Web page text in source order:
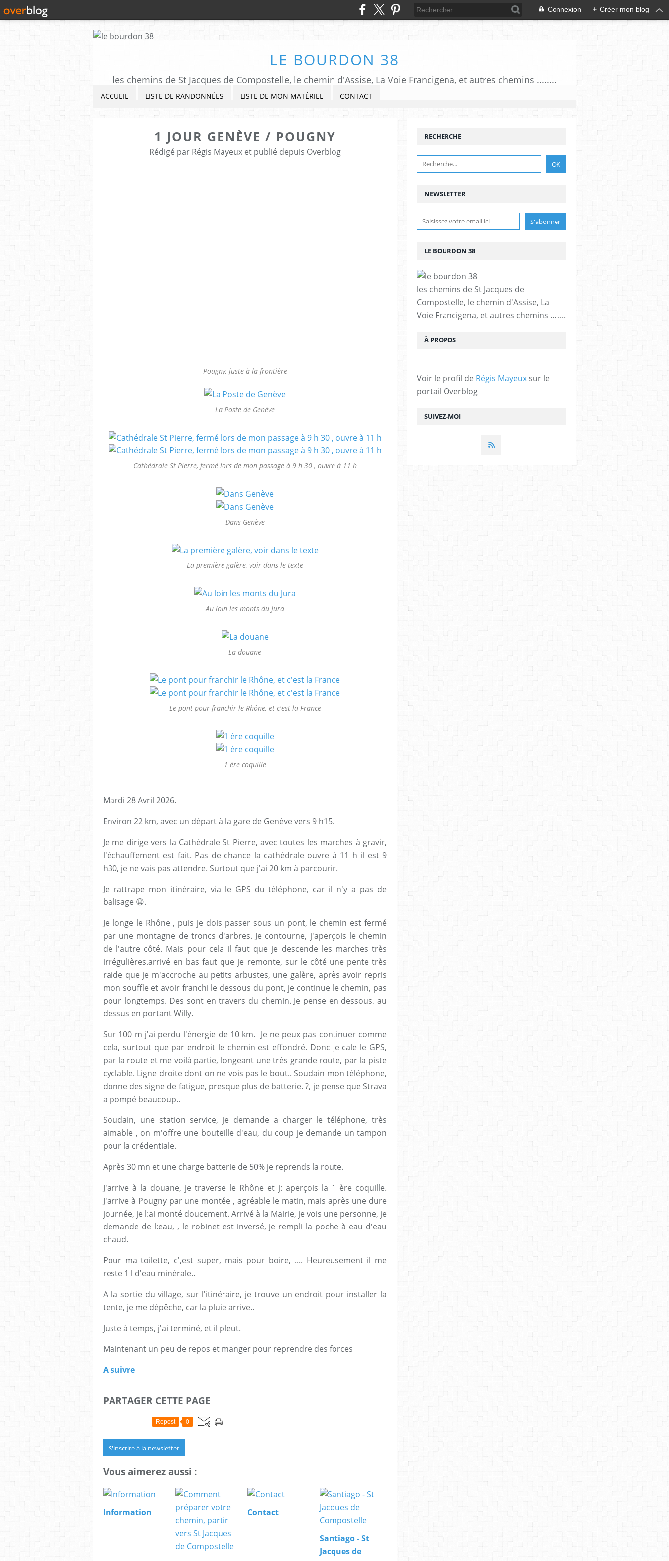
Connexion + Créer mon blog
LE BOURDON 38
les chemins de St Jacques de Compostelle, le chemin d'Assise, La Voie Francigena, et autres chemins ........
ACCUEIL LISTE DE RANDONNÉES LISTE DE MON MATÉRIEL CONTACT
1 JOUR GENÈVE / POUGNY
Rédigé par Régis Mayeux et publié depuis Overblog
Pougny, juste à la frontière
La Poste de Genève
Cathédrale St Pierre, fermé lors de mon passage à 9 h 30 , ouvre à 11 h
Dans Genève
La première galère, voir dans le texte
Au loin les monts du Jura
La douane
Le pont pour franchir le Rhône, et c'est la France
1 ère coquille
Mardi 28 Avril 2026.
Environ 22 km, avec un départ à la gare de Genève vers 9 h15.
Je me dirige vers la Cathédrale St Pierre, avec toutes les marches à gravir,
l'échauffement est fait. Pas de chance la cathédrale ouvre à 11 h il est 9
h30, je ne vais pas attendre. Surtout que j'ai 20 km à parcourir.
Je rattrape mon itinéraire, via le GPS du téléphone, car il n'y a pas de
balisage 😧.
Je longe le Rhône , puis je dois passer sous un pont, le chemin est fermé
par une montagne de troncs d'arbres. Je contourne, j'aperçois le chemin
de l'autre côté. Mais pour cela il faut que je descende les marches très
irrégulières.arrivé en bas faut que je remonte, sur le côté une pente très
raide que je m'accroche au petits arbustes, une galère, après avoir repris
mon souffle et avoir franchi le dessous du pont, je continue le chemin, pas
pour longtemps. Des sont en travers du chemin. Je pense en dessous, au
dessus en portant Willy.
Sur 100 m j'ai perdu l'énergie de 10 km. Je ne peux pas continuer comme
cela, surtout que par endroit le chemin est effondré. Donc je cale le GPS,
par la route et me voilà partie, longeant une très grande route, par la piste
cyclable. Ligne droite dont on ne vois pas le bout.. Soudain mon téléphone,
donne des signe de fatigue, presque plus de batterie. ?, je pense que Strava
a pompé beaucoup..
Soudain, une station service, je demande a charger le téléphone, très
aimable , on m'offre une bouteille d'eau, du coup je demande un tampon
pour la crédentiale.
Après 30 mn et une charge batterie de 50% je reprends la route.
J'arrive à la douane, je traverse le Rhône et j: aperçois la 1 ère coquille.
J'arrive à Pougny par une montée , agréable le matin, mais après une dure
journée, je l:ai monté doucement. Arrivé à la Mairie, je vois une personne, je
demande de l:eau, , le robinet est inversé, je rempli la poche à eau d'eau
chaud.
Pour ma toilette, c',est super, mais pour boire, .... Heureusement il me
reste 1 l d'eau minérale..
A la sortie du village, sur l'itinéraire, je trouve un endroit pour installer la
tente, je me dépêche, car la pluie arrive..
Juste à temps, j'ai terminé, et il pleut.
Maintenant un peu de repos et manger pour reprendre des forces
A suivre
PARTAGER CETTE PAGE
Repost 0
S'inscrire à la newsletter
Vous aimerez aussi :
Information Contact
Santiago - St
Jacques de
NEWSLETTER
SUIVEZ-MOI
RECHERCHE
LE BOURDON 38
les chemins de St Jacques de
Compostelle, le chemin d'Assise, La
Voie Francigena, et autres chemins ........
À PROPOS
Voir le profil de Régis Mayeux sur le
portail Overblog